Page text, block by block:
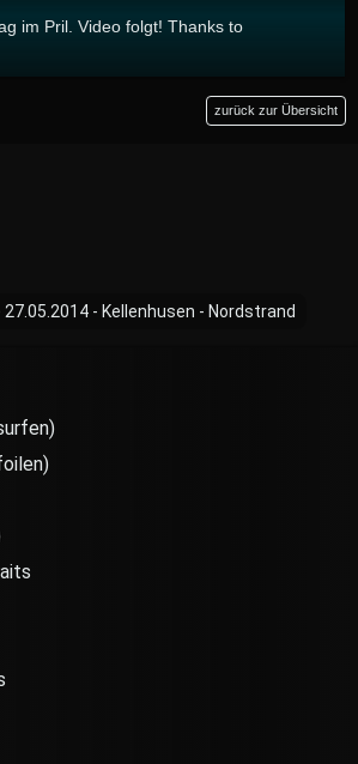
im Pril. Video folgt! Thanks to
zurück zur Übersicht
27.05.2014 - Kellenhusen - Nordstrand